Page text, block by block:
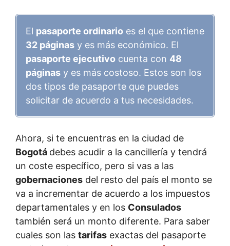
El pasaporte ordinario es el que contiene
32 páginas y es más económico. El
pasaporte ejecutivo cuenta con 48
páginas y es más costoso. Estos son los
dos tipos de pasaporte que puedes
solicitar de acuerdo a tus necesidades.
Ahora, si te encuentras en la ciudad de
Bogotá debes acudir a la cancillería y tendrá
un coste específico, pero si vas a las
gobernaciones del resto del país el monto se
va a incrementar de acuerdo a los impuestos
departamentales y en los Consulados
también será un monto diferente. Para saber
cuales son las tarifas exactas del pasaporte